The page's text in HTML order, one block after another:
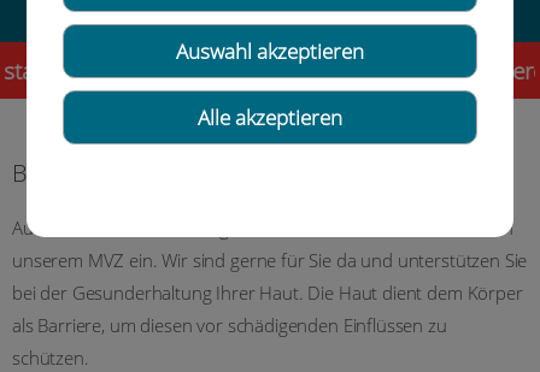
Auswahl akzeptieren
Alle akzeptieren
Liebe Patientinnen und Patienten, als
Berufsdermatologie
Auch die Berufsdermatologie nimmt einen hohen Stellenwert in
unserem MVZ ein. Wir sind gerne für Sie da und unterstützen Sie
bei der Gesunderhaltung Ihrer Haut. Die Haut dient dem Körper
als Barriere, um diesen vor schädigenden Einflüssen zu
schützen.